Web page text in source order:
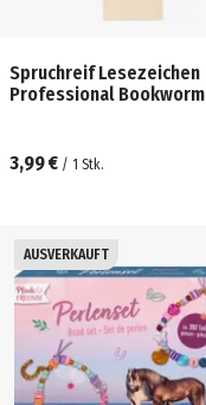
Spruchreif Lesezeichen
Professional Bookworm
3,99 € / 1 Stk.
AUSVERKAUFT